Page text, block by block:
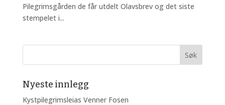
Pilegrimsgården de får utdelt Olavsbrev og det siste
stempelet i...
Nyeste innlegg
Kystpilegrimsleias Venner Fosen